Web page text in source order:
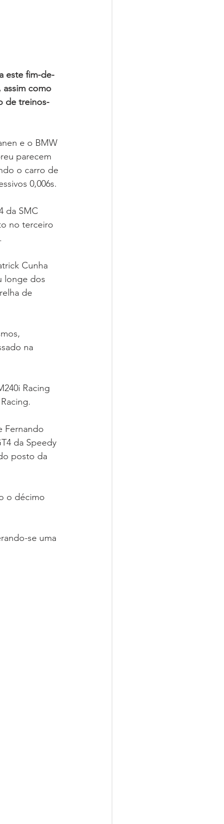
este fim-de-
assim como
de treinos-
e o BMW
parecem
o carro de
0,006s.
da SMC
no terceiro
Cunha
longe dos
de
na
Racing
Fernando
da Speedy
posto da
o décimo
se uma